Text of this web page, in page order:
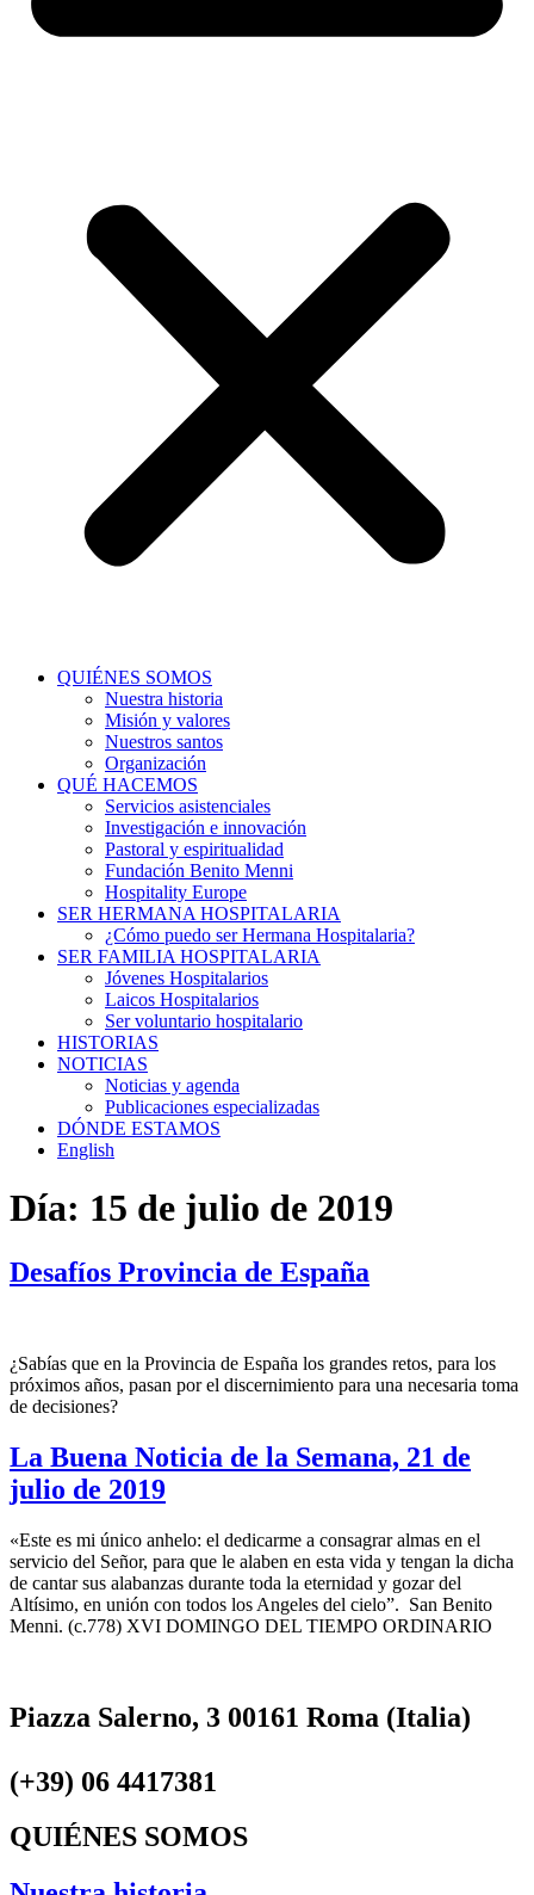
QUIÉNES SOMOS
Nuestra historia
Misión y valores
Nuestros santos
Organización
QUÉ HACEMOS
Servicios asistenciales
Investigación e innovación
Pastoral y espiritualidad
Fundación Benito Menni
Hospitality Europe
SER HERMANA HOSPITALARIA
¿Cómo puedo ser Hermana Hospitalaria?
SER FAMILIA HOSPITALARIA
Jóvenes Hospitalarios
Laicos Hospitalarios
Ser voluntario hospitalario
HISTORIAS
NOTICIAS
Noticias y agenda
Publicaciones especializadas
DÓNDE ESTAMOS
English
Día: 15 de julio de 2019
Desafíos Provincia de España
¿Sabías que en la Provincia de España los grandes retos, para los
próximos años, pasan por el discernimiento para una necesaria toma
de decisiones?
La Buena Noticia de la Semana, 21 de
julio de 2019
«Este es mi único anhelo: el dedicarme a consagrar almas en el
servicio del Señor, para que le alaben en esta vida y tengan la dicha
de cantar sus alabanzas durante toda la eternidad y gozar del
Altísimo, en unión con todos los Angeles del cielo”. San Benito
Menni. (c.778) XVI DOMINGO DEL TIEMPO ORDINARIO
Piazza Salerno, 3 00161 Roma (Italia)
(+39) 06 4417381
QUIÉNES SOMOS